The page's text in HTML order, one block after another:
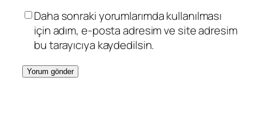
Daha sonraki yorumlarımda kullanılması
için adım, e-posta adresim ve site adresim
bu tarayıcıya kaydedilsin.